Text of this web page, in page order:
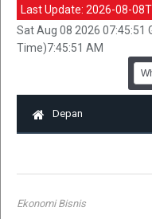
Last Update: 2026-08-
Sat Aug 08 2026 07:45:51
Time)7:45:51 AM
Depan
Ekonomi Bisnis